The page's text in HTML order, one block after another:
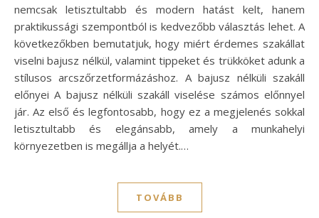
nemcsak letisztultabb és modern hatást kelt, hanem
praktikussági szempontból is kedvezőbb választás lehet. A
következőkben bemutatjuk, hogy miért érdemes szakállat
viselni bajusz nélkül, valamint tippeket és trükköket adunk a
stílusos arcszőrzetformázáshoz. A bajusz nélküli szakáll
előnyei A bajusz nélküli szakáll viselése számos előnnyel
jár. Az első és legfontosabb, hogy ez a megjelenés sokkal
letisztultabb és elegánsabb, amely a munkahelyi
környezetben is megállja a helyét.…
TOVÁBB